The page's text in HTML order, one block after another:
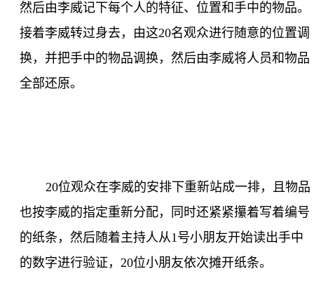
然后由李威记下每个人的特征、位置和手中的物品。
接着李威转过身去，由这20名观众进行随意的位置调
换，并把手中的物品调换，然后由李威将人员和物品
全部还原。
20位观众在李威的安排下重新站成一排，且物品
也按李威的指定重新分配，同时还紧紧攥着写着编号
的纸条，然后随着主持人从1号小朋友开始读出手中
的数字进行验证， 20位小朋友依次摊开纸条。